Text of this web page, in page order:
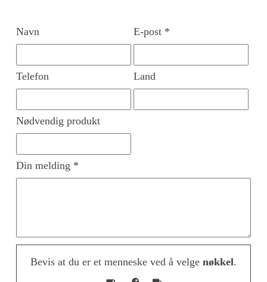
Navn E-post *
Telefon Land
Nødvendig produkt
Din melding *
Bevis at du er et menneske ved å velge nøkkel.